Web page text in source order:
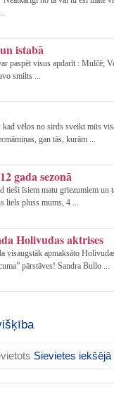
istabā
paspēt visus apdarīt : Mulčē;
smilts ...
vēlos no sirds sveikt mūs
gan tās, kurām ...
gada sezonā
īsiem matu griezumiem un
pluss mums, 4 ...
Holivudas aktrises
visaugstāk apmaksāto
pārstāves! Sandra Bullo ...
Sievietes iekšējā